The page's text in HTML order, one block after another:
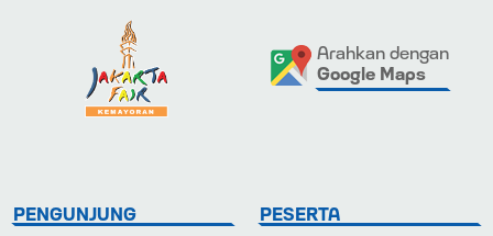
Arahkan dengan
Google Maps
PENGUNJUNG
PESERTA